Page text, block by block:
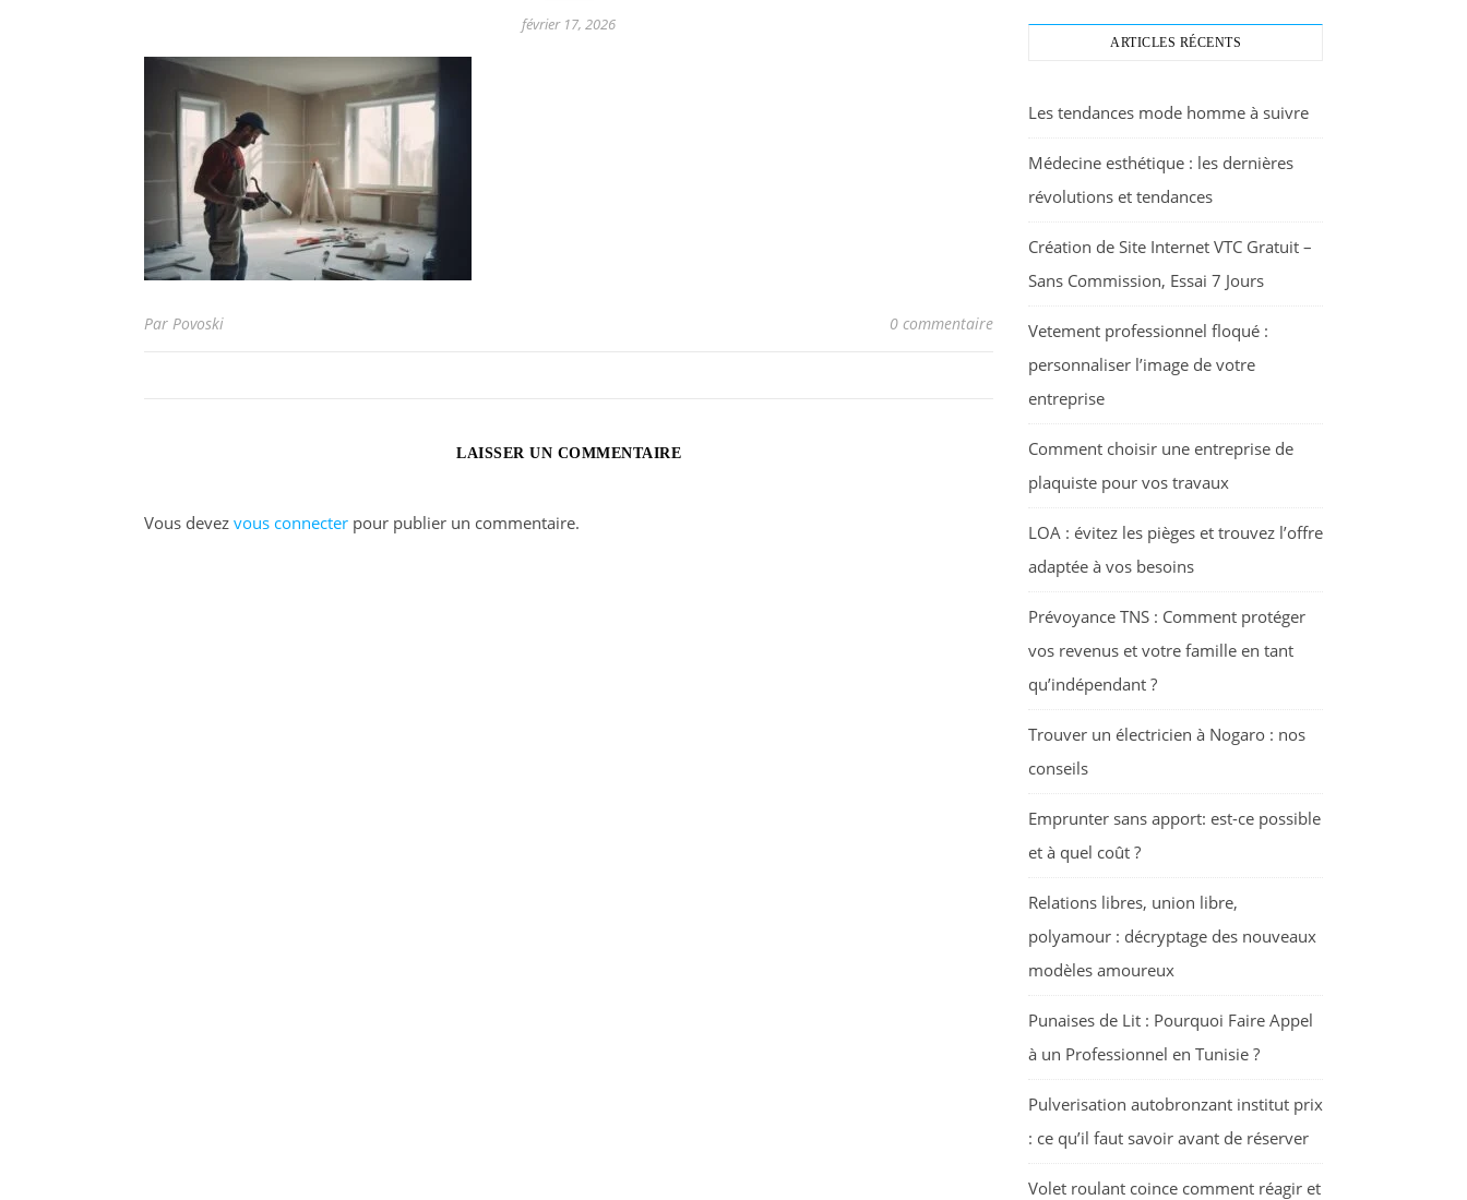
février 17, 2026
Par Povoski 0 commentaire
LAISSER UN COMMENTAIRE
Vous devez vous connecter pour publier un commentaire.
ARTICLES RÉCENTS
Les tendances mode homme à suivre
Médecine esthétique : les dernières
révolutions et tendances
Création de Site Internet VTC Gratuit –
Sans Commission, Essai 7 Jours
Vetement professionnel floqué :
personnaliser l’image de votre
entreprise
Comment choisir une entreprise de
plaquiste pour vos travaux
LOA : évitez les pièges et trouvez l’offre
adaptée à vos besoins
Prévoyance TNS : Comment protéger
vos revenus et votre famille en tant
qu’indépendant ?
Trouver un électricien à Nogaro : nos
conseils
Emprunter sans apport: est-ce possible
et à quel coût ?
Relations libres, union libre,
polyamour : décryptage des nouveaux
modèles amoureux
Punaises de Lit : Pourquoi Faire Appel
à un Professionnel en Tunisie ?
Pulverisation autobronzant institut prix
: ce qu’il faut savoir avant de réserver
Volet roulant coince comment réagir et